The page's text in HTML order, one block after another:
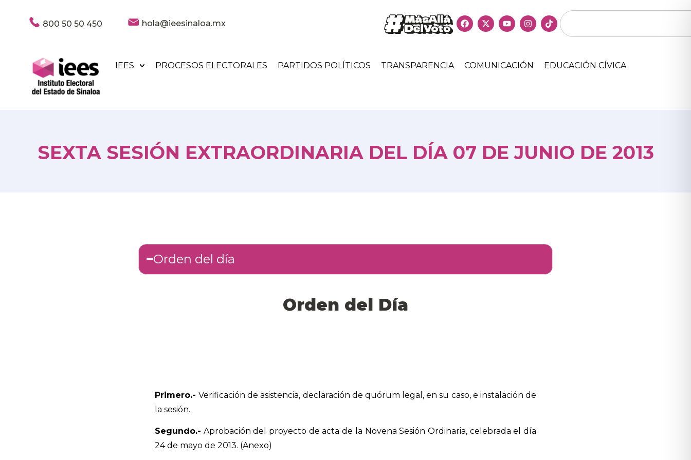
800 50 50 450 hola@ieesinaloa.mx
IEES PROCESOS ELECTORALES PARTIDOS POLÍTICOS TRANSPARENCIA COMUNICACIÓN EDUCACIÓN CÍVICA
SEXTA SESIÓN EXTRAORDINARIA DEL DÍA 07 DE JUNIO DE 2013
Orden del día
Orden del Día
Primero.- Verificación de asistencia, declaración de quórum legal, en su caso, e instalación de
la sesión.
Segundo.- Aprobación del proyecto de acta de la Novena Sesión Ordinaria, celebrada el día
24 de mayo de 2013. (Anexo)